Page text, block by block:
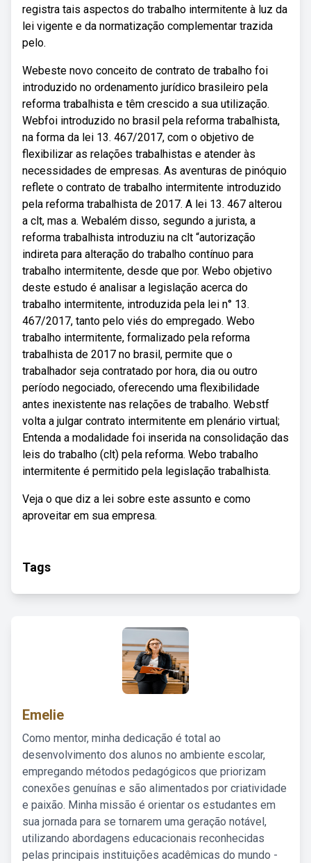
registra tais aspectos do trabalho intermitente à luz da
lei vigente e da normatização complementar trazida
pelo.
Webeste novo conceito de contrato de trabalho foi
introduzido no ordenamento jurídico brasileiro pela
reforma trabalhista e têm crescido a sua utilização.
Webfoi introduzido no brasil pela reforma trabalhista,
na forma da lei 13. 467/2017, com o objetivo de
flexibilizar as relações trabalhistas e atender às
necessidades de empresas. As aventuras de pinóquio
reflete o contrato de trabalho intermitente introduzido
pela reforma trabalhista de 2017. A lei 13. 467 alterou
a clt, mas a. Webalém disso, segundo a jurista, a
reforma trabalhista introduziu na clt “autorização
indireta para alteração do trabalho contínuo para
trabalho intermitente, desde que por. Webo objetivo
deste estudo é analisar a legislação acerca do
trabalho intermitente, introduzida pela lei n° 13.
467/2017, tanto pelo viés do empregado. Webo
trabalho intermitente, formalizado pela reforma
trabalhista de 2017 no brasil, permite que o
trabalhador seja contratado por hora, dia ou outro
período negociado, oferecendo uma flexibilidade
antes inexistente nas relações de trabalho. Webstf
volta a julgar contrato intermitente em plenário virtual;
Entenda a modalidade foi inserida na consolidação das
leis do trabalho (clt) pela reforma. Webo trabalho
intermitente é permitido pela legislação trabalhista.
Veja o que diz a lei sobre este assunto e como
aproveitar em sua empresa.
Tags
Emelie
Como mentor, minha dedicação é total ao
desenvolvimento dos alunos no ambiente escolar,
empregando métodos pedagógicos que priorizam
conexões genuínas e são alimentados por criatividade
e paixão. Minha missão é orientar os estudantes em
sua jornada para se tornarem uma geração notável,
utilizando abordagens educacionais reconhecidas
pelas principais instituições acadêmicas do mundo -